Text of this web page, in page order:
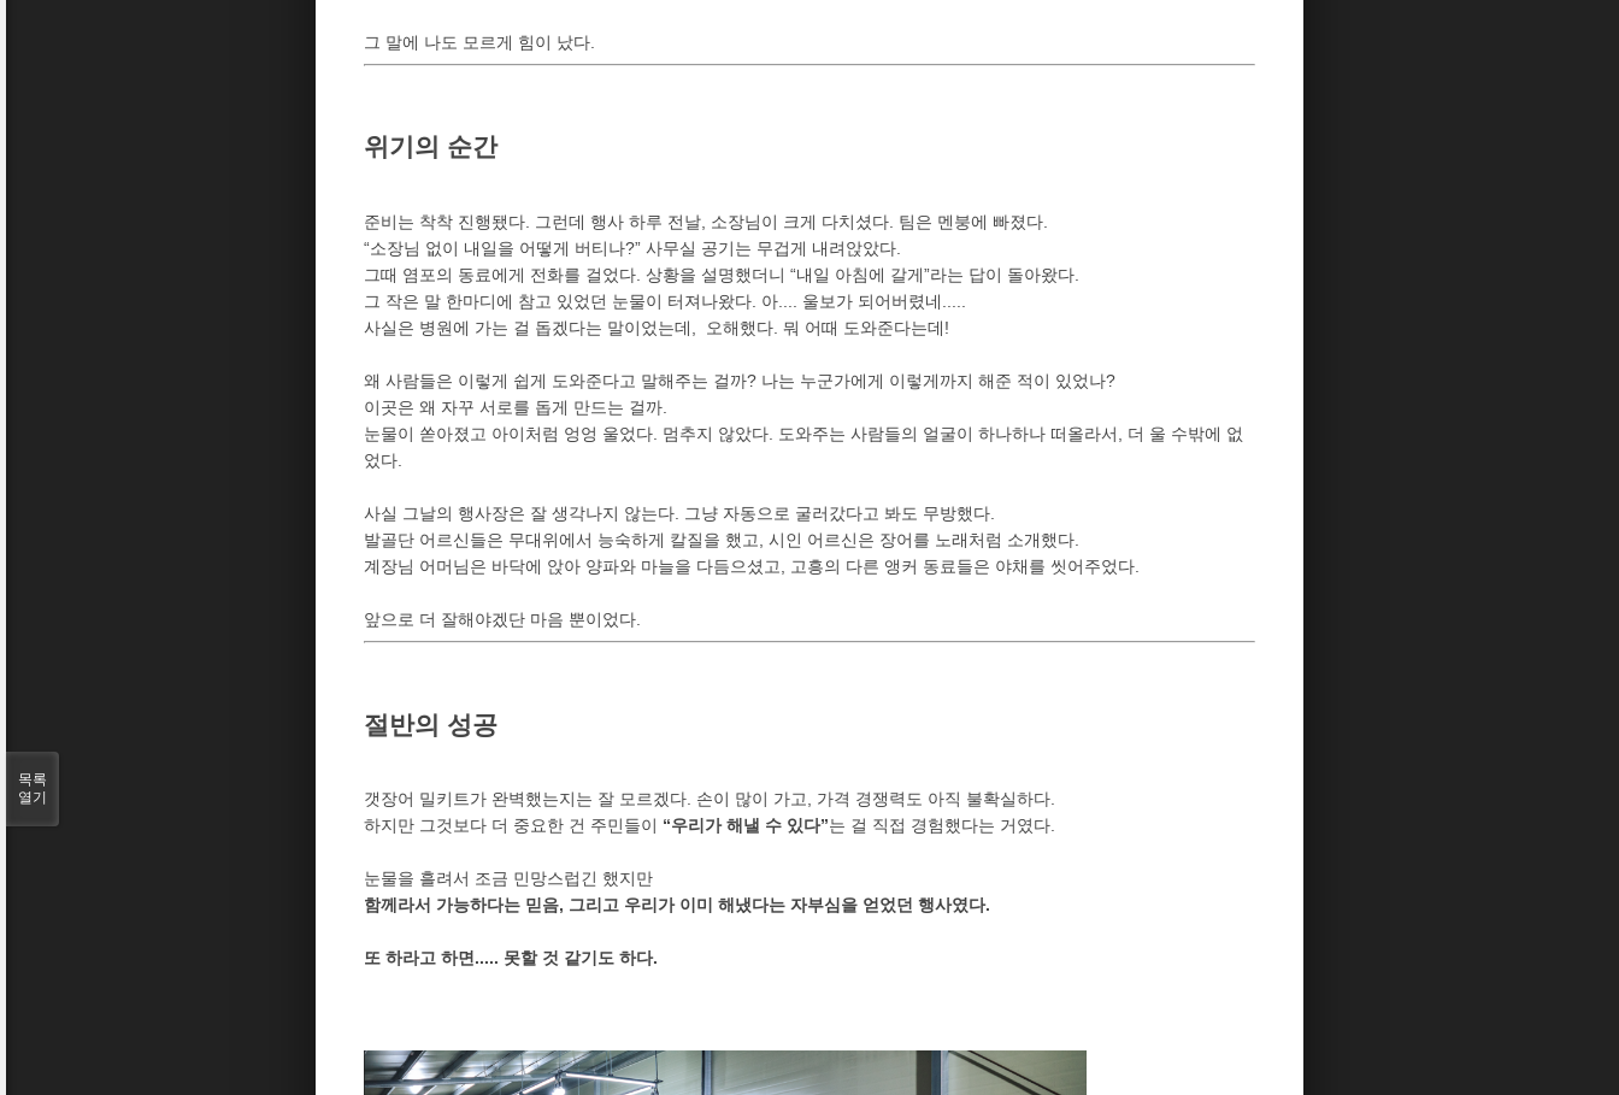
그 말에 나도 모르게 힘이 났다.
위기의 순간
준비는 착착 진행됐다. 그런데 행사 하루 전날, 소장님이 크게 다치셨다. 팀은 멘붕에 빠졌다.
“소장님 없이 내일을 어떻게 버티나?” 사무실 공기는 무겁게 내려앉았다.
그때 염포의 동료에게 전화를 걸었다. 상황을 설명했더니 “내일 아침에 갈게”라는 답이 돌아왔다.
그 작은 말 한마디에 참고 있었던 눈물이 터져나왔다. 아.... 울보가 되어버렸네.....
사실은 병원에 가는 걸 돕겠다는 말이었는데, 오해했다. 뭐 어때 도와준다는데!
왜 사람들은 이렇게 쉽게 도와준다고 말해주는 걸까? 나는 누군가에게 이렇게까지 해준 적이 있었나?
이곳은 왜 자꾸 서로를 돕게 만드는 걸까.
눈물이 쏟아졌고 아이처럼 엉엉 울었다. 멈추지 않았다. 도와주는 사람들의 얼굴이 하나하나 떠올라서, 더 울 수밖에 없
었다.
사실 그날의 행사장은 잘 생각나지 않는다. 그냥 자동으로 굴러갔다고 봐도 무방했다.
발골단 어르신들은 무대위에서 능숙하게 칼질을 했고, 시인 어르신은 장어를 노래처럼 소개했다.
계장님 어머님은 바닥에 앉아 양파와 마늘을 다듬으셨고, 고흥의 다른 앵커 동료들은 야채를 씻어주었다.
앞으로 더 잘해야겠단 마음 뿐이었다.
절반의 성공
갯장어 밀키트가 완벽했는지는 잘 모르겠다. 손이 많이 가고, 가격 경쟁력도 아직 불확실하다.
하지만 그것보다 더 중요한 건 주민들이 “우리가 해낼 수 있다”는 걸 직접 경험했다는 거였다.
눈물을 흘려서 조금 민망스럽긴 했지만
함께라서 가능하다는 믿음, 그리고 우리가 이미 해냈다는 자부심을 얻었던 행사였다.
또 하라고 하면..... 못할 것 같기도 하다.
목록
열기